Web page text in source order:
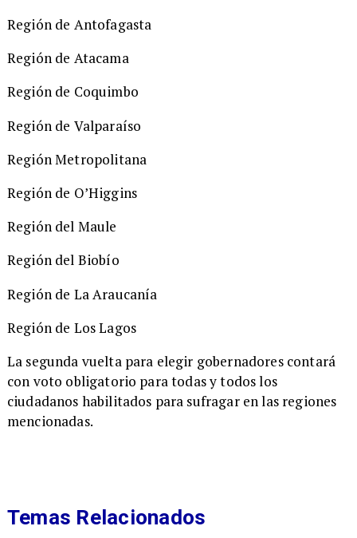
Región de Antofagasta
Región de Atacama
Región de Coquimbo
Región de Valparaíso
Región Metropolitana
Región de O’Higgins
Región del Maule
Región del Biobío
Región de La Araucanía
Región de Los Lagos
​La segunda vuelta para elegir gobernadores contará
con voto obligatorio para todas y todos los
ciudadanos habilitados para sufragar en las regiones
mencionadas.
Temas Relacionados